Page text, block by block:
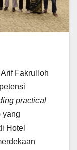
Fakrulloh
practical
yang
Hotel